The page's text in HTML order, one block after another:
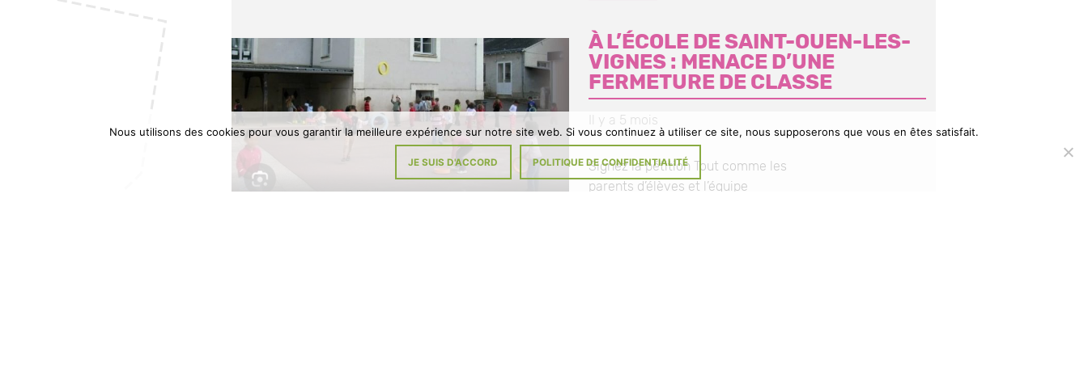
À L’ÉCOLE DE SAINT-OUEN-LES-
VIGNES : MENACE D’UNE
FERMETURE DE CLASSE
Il y a 5 mois
Signez la pétition Tout comme les
parents d’élèves et l’équipe
Nous utilisons des cookies pour vous garantir la meilleure expérience sur notre site web. Si vous continuez à utiliser ce site, nous supposerons que vous en êtes satisfait.
JE SUIS D'ACCORD POLITIQUE DE CONFIDENTIALITÉ